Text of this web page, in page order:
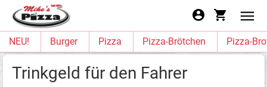
NEU! Burger Pizza Pizza-Brötchen Pizza-
Trinkgeld für den Fahrer